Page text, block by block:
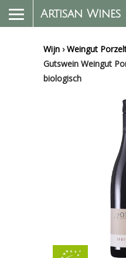
Artisan Wines
Wijn ›Weingut
Gutswein Weingut
biologisch